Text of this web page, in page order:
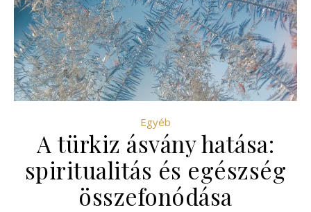
Egyéb
A türkiz ásvány hatása:
spiritualitás és egészség
összefonódása